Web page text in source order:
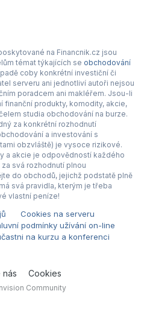
na Financnik.cz jsou
témat týkajících se obchodování
coby konkrétní investiční či
serveru ani jednotliví autoři nejsou
poradcem ani makléřem. Jsou-li
finanční produkty, komodity, akcie,
studia obchodování na burze.
za konkrétní rozhodnutí
a investování s
obzvláště) je vysoce rizikové.
a akcie je odpovědností každého
svá rozhodnutí plnou
do obchodů, jejichž podstatě plně
svá pravidla, kterým je třeba
vlastní peníze!
Cookies na serveru
podmínky užívání on-line
na kurzu a konferenci
nás Cookies
Community